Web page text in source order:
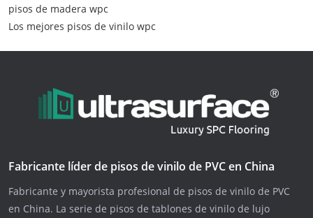
pisos de madera wpc
Los mejores pisos de vinilo wpc
Fabricante líder de pisos de vinilo de PVC en China
Fabricante y mayorista profesional de pisos de vinilo de PVC
en China. La serie de pisos de tablones de vinilo de lujo